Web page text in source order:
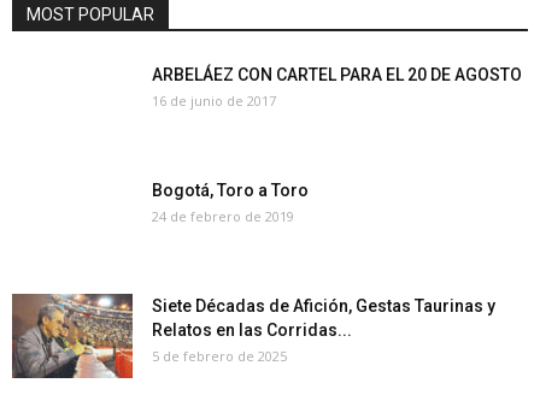
MOST POPULAR
ARBELÁEZ CON CARTEL PARA EL 20 DE AGOSTO
16 de junio de 2017
Bogotá, Toro a Toro
24 de febrero de 2019
Siete Décadas de Afición, Gestas Taurinas y
Relatos en las Corridas...
5 de febrero de 2025